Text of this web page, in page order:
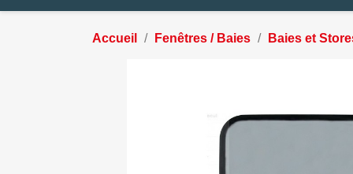
Accueil Fenêtres / Baies Baies et